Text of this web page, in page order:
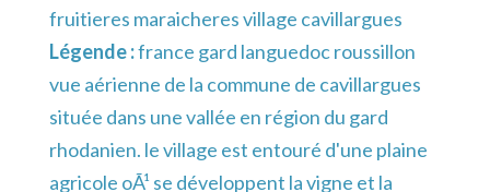
fruitieres maraicheres village cavillargues
Légende :france gard languedoc roussillon
vue aérienne de la commune de cavillargues
située dans une vallée en région du gard
rhodanien. le village est entouré d'une plaine
agricole oÃ¹ se développent la vigne et la